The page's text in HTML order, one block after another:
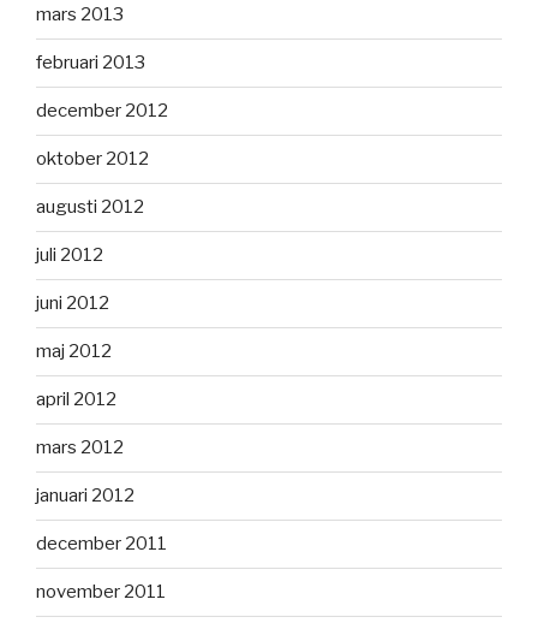
mars 2013
februari 2013
december 2012
oktober 2012
augusti 2012
juli 2012
juni 2012
maj 2012
april 2012
mars 2012
januari 2012
december 2011
november 2011